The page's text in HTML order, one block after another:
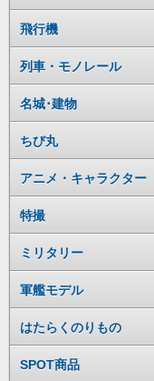
飛行機
列車・モノレール
名城･建物
ちび丸
アニメ・キャラクター
特撮
ミリタリー
軍艦モデル
はたらくのりもの
SPOT商品